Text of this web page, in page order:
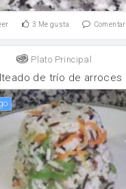
3 Me gusta Comentar
Plato Principal
de trío de arroces